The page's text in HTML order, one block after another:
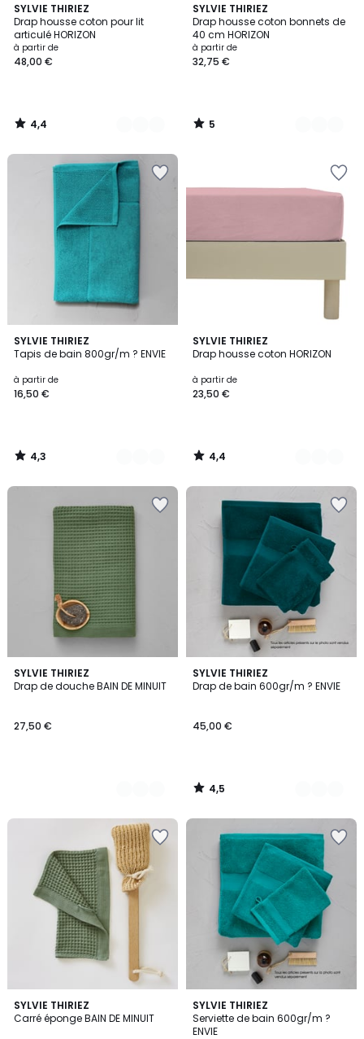
SYLVIE THIRIEZ
Drap housse coton pour lit
articulé HORIZON
à partir de
48,00 €
4,4
/ 5
11
Couleurs
4,4
/
SYLVIE THIRIEZ
Drap housse coton bonnets de
40 cm HORIZON
à partir de
32,75 €
5
/
5
6
Couleurs
5
/
SYLVIE THIRIEZ
Tapis de bain 800gr/m ? ENVIE
à partir de
16,50 €
4,3
/ 5
14
Couleurs
4,3
/
SYLVIE THIRIEZ
Drap housse coton HORIZON
à partir de
23,50 €
4,4
/ 5
11
Couleurs
4,4
/
SYLVIE THIRIEZ
Drap de douche BAIN DE MINUIT
27,50 €
5
Couleurs
SYLVIE THIRIEZ
Drap de bain 600gr/m ? ENVIE
45,00 €
4,5
/ 5
15
Couleurs
4,5
/
SYLVIE THIRIEZ
Carré éponge BAIN DE MINUIT
5
/
5
Couleurs
SYLVIE THIRIEZ
Serviette de bain 600gr/m ?
ENVIE
4,5
/ 5
15
Couleurs